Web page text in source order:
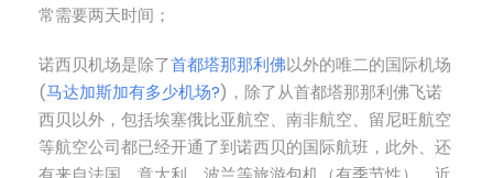
常需要两天时间；
诺西贝机场是除了首都塔那那利佛以外的唯二的国际机场
(马达加斯加有多少机场?)，除了从首都塔那那利佛飞诺
西贝以外，包括埃塞俄比亚航空、南非航空、留尼旺航空
等航空公司都已经开通了到诺西贝的国际航班，此外、还